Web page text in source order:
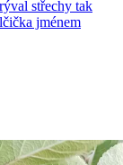
střechy tak
jménem